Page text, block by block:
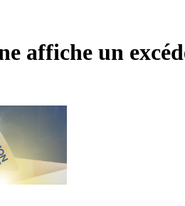
affiche un